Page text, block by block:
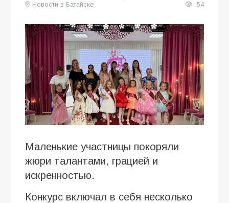
Новости в Батайске
54
Маленькие участницы покоряли
жюри талантами, грацией и
искренностью.
Конкурс включал в себя несколько